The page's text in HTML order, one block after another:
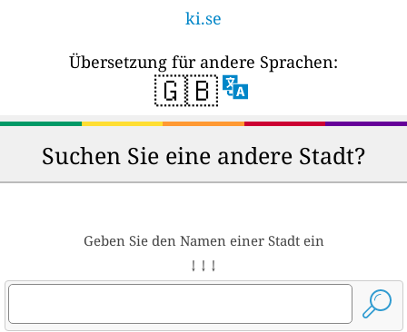
ki.se
Übersetzung für andere Sprachen:
🇬🇧
Suchen Sie eine andere Stadt?
Geben Sie den Namen einer Stadt ein
↓ ↓ ↓